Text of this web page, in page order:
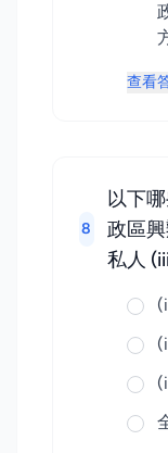
查看
8
以下
政區
私人